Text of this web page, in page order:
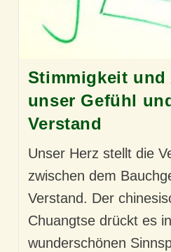
Stimmigkeit und
unser Gefühl
Verstand
Unser Herz stellt die
zwischen dem
Verstand. Der
Chuangtse drückt es
wunderschönen